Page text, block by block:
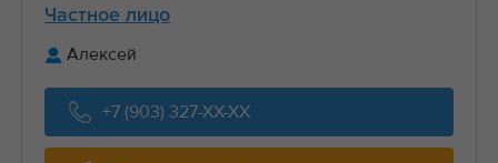
Частное лицо
Алексей
+7 (903) 327-XX-XX